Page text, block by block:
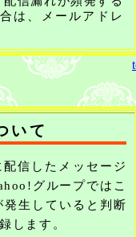
は、メールアドレ
いて
信したメッセージ
グループではこ
生していると判断
します。